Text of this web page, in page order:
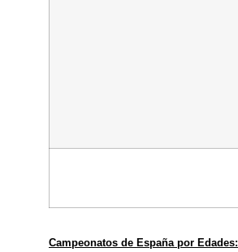
Campeonatos de España por Edades: